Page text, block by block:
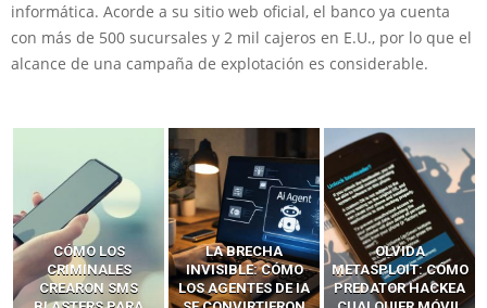
informática. Acorde a su sitio web oficial, el banco ya cuenta
con más de 500 sucursales y 2 mil cajeros en E.U., por lo que el
alcance de una campaña de explotación es considerable.
LA BRECHA
INVISIBLE: CÓMO
LOS AGENTES DE IA
OLVIDA
METASPLOIT: CÓMO
PREDATOR HACKEA
CÓMO LOS HACKERS
INTERCEPTAN OTPS
Y LLAMADAS